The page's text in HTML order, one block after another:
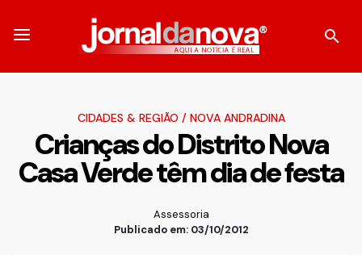
CIDADES & REGIÃO / NOVA ANDRADINA
Crianças do Distrito Nova
Casa Verde têm dia de festa
Assessoria
Publicado em: 03/10/2012